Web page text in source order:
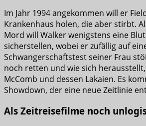
Im Jahr 1994 angekommen will er
Krankenhaus holen, die aber stirbt.
Mord will Walker wenigstens eine
sicherstellen, wobei er zufällig auf
Schwangerschaftstest seiner Frau
noch retten und wie sich
McComb und dessen Lakaien. Es
Showdown, der eine neue Zeitlinie
Als Zeitreisefilme noch